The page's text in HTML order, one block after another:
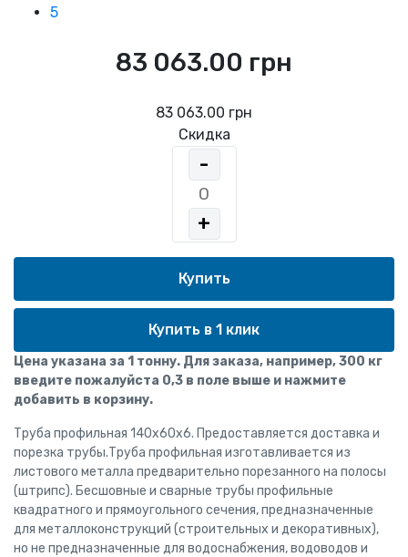
5
83 063.00 грн
83 063.00 грн
Скидка
-
+
Купить в 1 клик
Цена указана за 1 тонну. Для заказа, например, 300 кг
введите пожалуйста 0,3 в поле выше и нажмите
добавить в корзину.
Труба профильная 140x60x6. Предоставляется доставка и
порезка трубы.Труба профильная изготавливается из
листового металла предварительно порезанного на полосы
(штрипс). Бесшовные и сварные трубы профильные
квадратного и прямоугольного сечения, предназначенные
для металлоконструкций (строительных и декоративных),
но не предназначенные для водоснабжения, водоводов и